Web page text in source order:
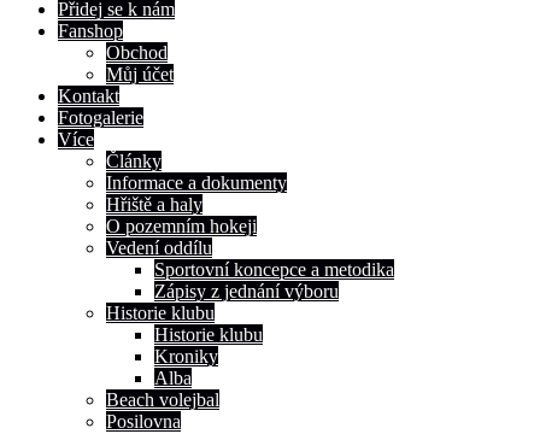
Přidej se k nám
Fanshop
Obchod
Můj účet
Kontakt
Fotogalerie
Více
Články
Informace a dokumenty
Hřiště a haly
O pozemním hokeji
Vedení oddílu
Sportovní koncepce a metodika
Zápisy z jednání výboru
Historie klubu
Historie klubu
Kroniky
Alba
Beach volejbal
Posilovna